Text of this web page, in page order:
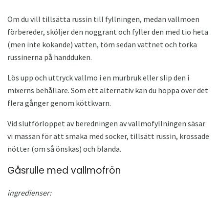
Om du vill tillsätta russin till fyllningen, medan vallmoen
förbereder, sköljer den noggrant och fyller den med tio heta
(men inte kokande) vatten, töm sedan vattnet och torka
russinerna på handduken.
Lös upp och uttryck vallmo i en murbruk eller slip den i
mixerns behållare. Som ett alternativ kan du hoppa över det
flera gånger genom köttkvarn.
Vid slutförloppet av beredningen av vallmofyllningen säsar
vi massan för att smaka med socker, tillsätt russin, krossade
nötter (om så önskas) och blanda.
Gåsrulle med vallmofrön
ingredienser: